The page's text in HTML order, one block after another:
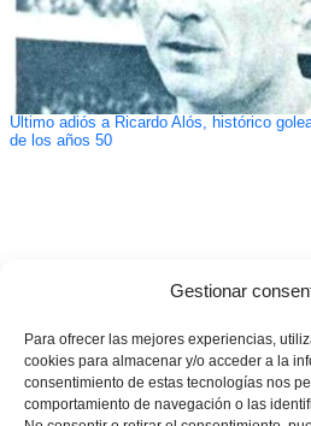
Gestionar
Para ofrecer las mejores experiencias,
cookies para almacenar y/o acceder a la
consentimiento de estas tecnologías nos
comportamiento de navegación o las
Ultimo adiós a Ricardo Alós, histórico
de los años 50